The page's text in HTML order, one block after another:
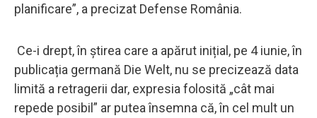
planificare”, a precizat Defense România.
Ce-i drept, în știrea care a apărut inițial, pe 4 iunie, în
publicația germană Die Welt, nu se precizează data
limită a retragerii dar, expresia folosită „cât mai
repede posibil” ar putea însemna că, în cel mult un